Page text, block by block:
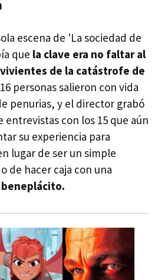
escena de 'La sociedad de
que la clave era no faltar al
de la catástrofe de
personas salieron con vida
penurias, y el director grabó
entrevistas con los 15 que aún
su experiencia para
lugar de ser un simple
de hacer caja con una